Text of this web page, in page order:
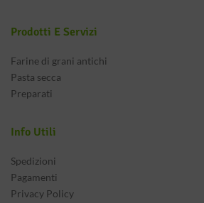
Prodotti E Servizi
Farine di grani antichi
Pasta secca
Preparati
Info Utili
Spedizioni
Pagamenti
Privacy Policy